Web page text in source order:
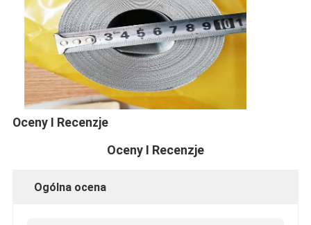
Wycieczka po fabryce
Kontrola jakości
Skontaktuj się z nami
Aktualności
Włókna ze stali nierdzewnej
Oceny I Recenzje
Oceny I Recenzje
Ogólna ocena